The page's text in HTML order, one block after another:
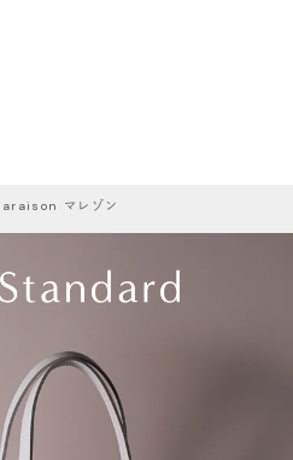
マレゾン